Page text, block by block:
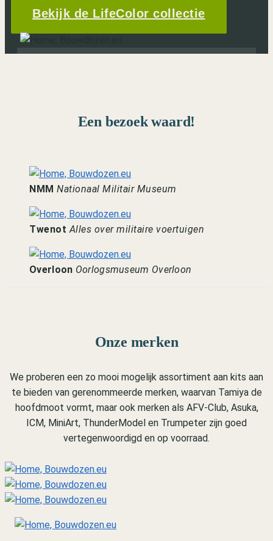
Bekijk de LifeColor collectie
Een bezoek waard!
NMM Nationaal Militair Museum
Twenot Alles over militaire voertuigen
Overloon Oorlogsmuseum Overloon
Onze merken
We proberen een zo mooi mogelijk assortiment aan kits aan
te bieden van gerenommeerde merken, waarvan Tamiya de
hoofdmoot vormt, maar ook merken als AFV-Club, Asuka,
ICM, MiniArt, ThunderModel en Trumpeter zijn goed
vertegenwoordigd en op voorraad.